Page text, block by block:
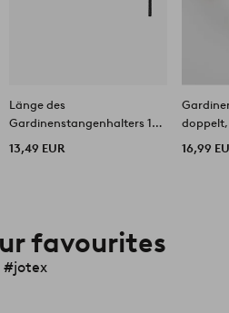
Länge des
Gardinenstangenhalters 10-
13,49 EUR
16,99
favourites
#jotex